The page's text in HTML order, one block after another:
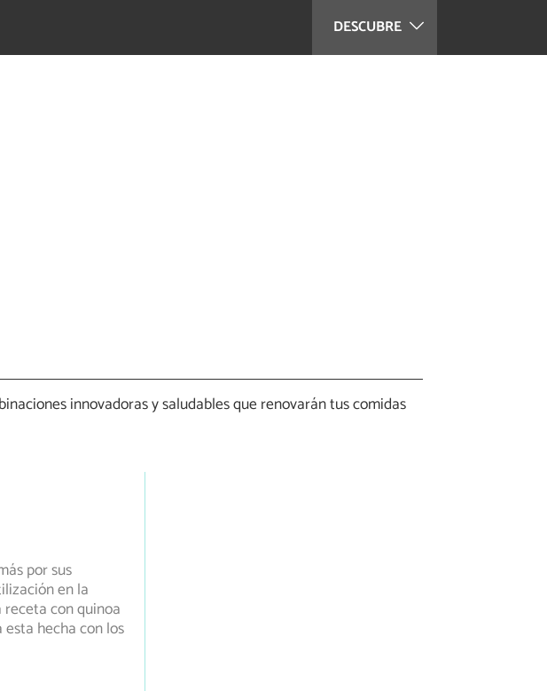
DESCUBRE
innovadoras y saludables que renovarán tus comidas
por sus
en la
receta con quinoa
hecha con los